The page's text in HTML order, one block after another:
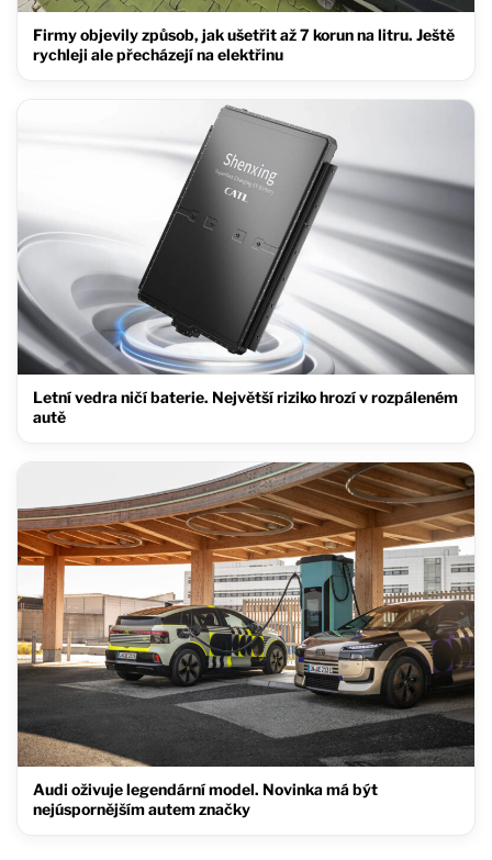
Firmy objevily způsob, jak ušetřit až 7 korun na litru. Ještě
rychleji ale přecházejí na elektřinu
Letní vedra ničí baterie. Největší riziko hrozí v rozpáleném
autě
Audi oživuje legendární model. Novinka má být
nejúspornějším autem značky